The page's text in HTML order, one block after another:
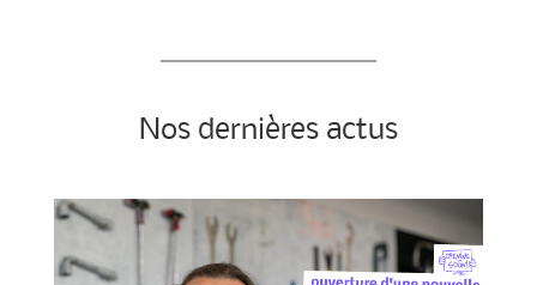
Nos dernières actus